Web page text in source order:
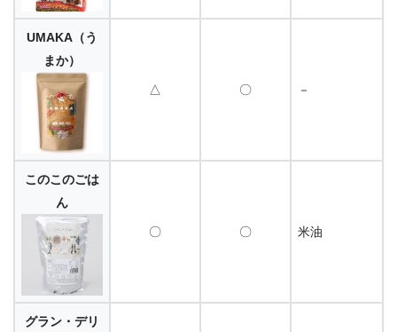
UMAKA（う
まか）
△ 〇 －
このこのごは
ん
〇 〇 米油
グラン・デリ